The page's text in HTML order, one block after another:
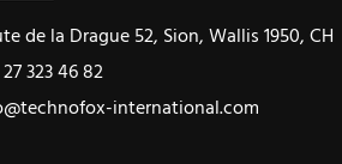
de la Drague 52, Sion, Wallis 1950, CH
323 46 82
international.com